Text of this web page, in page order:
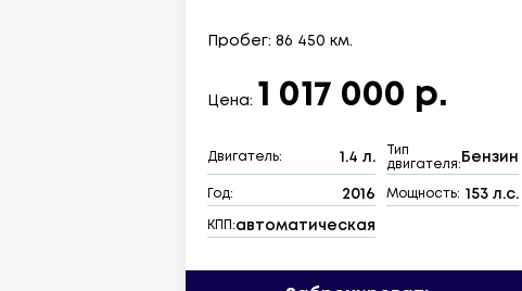
Пробег: 86 450 км.
Цена: 1 017 000 р.
Двигатель: 1.4 л.
Тип
двигателя:
Бензин
Год: 2016 Мощность: 153 л.с.
КПП:автоматическая